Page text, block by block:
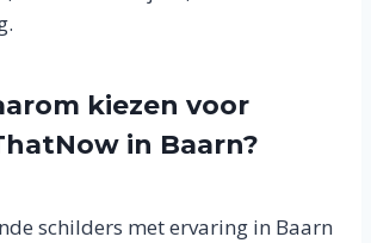
kiezen voor
in Baarn?
schilders met ervaring in Baarn